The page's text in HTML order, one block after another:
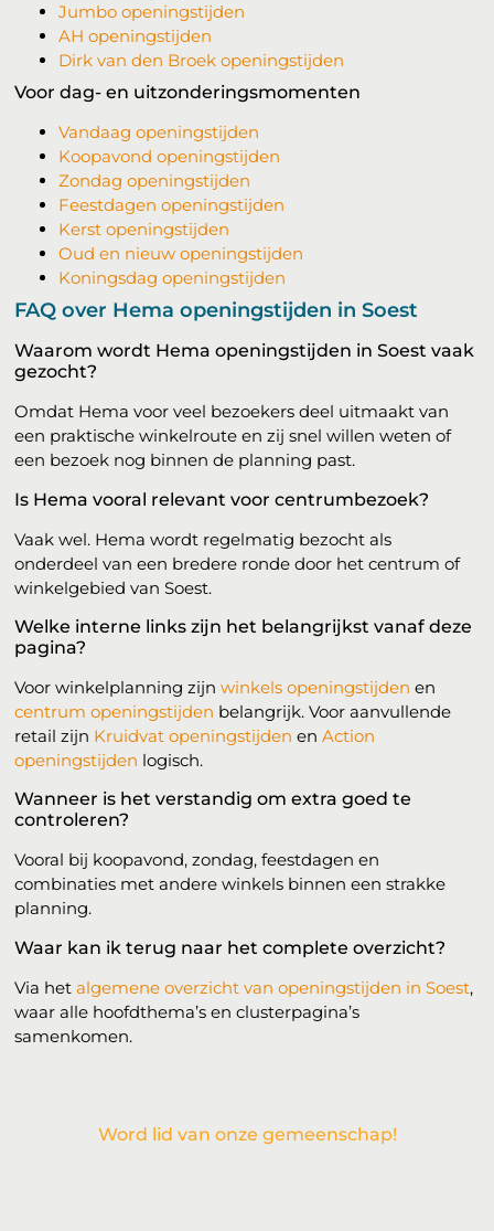
Jumbo openingstijden
AH openingstijden
Dirk van den Broek openingstijden
Voor dag- en uitzonderingsmomenten
Vandaag openingstijden
Koopavond openingstijden
Zondag openingstijden
Feestdagen openingstijden
Kerst openingstijden
Oud en nieuw openingstijden
Koningsdag openingstijden
FAQ over Hema openingstijden in Soest
Waarom wordt Hema openingstijden in Soest vaak
gezocht?
Omdat Hema voor veel bezoekers deel uitmaakt van
een praktische winkelroute en zij snel willen weten of
een bezoek nog binnen de planning past.
Is Hema vooral relevant voor centrumbezoek?
Vaak wel. Hema wordt regelmatig bezocht als
onderdeel van een bredere ronde door het centrum of
winkelgebied van Soest.
Welke interne links zijn het belangrijkst vanaf deze
pagina?
Voor winkelplanning zijnwinkels openingstijden en
centrum openingstijden belangrijk. Voor aanvullende
retail zijn Kruidvat openingstijden enAction
openingstijden logisch.
Wanneer is het verstandig om extra goed te
controleren?
Vooral bij koopavond, zondag, feestdagen en
combinaties met andere winkels binnen een strakke
planning.
Waar kan ik terug naar het complete overzicht?
Via hetalgemene overzicht van openingstijden in Soest,
waar alle hoofdthema’s en clusterpagina’s
samenkomen.
Word lid van onze gemeenschap!